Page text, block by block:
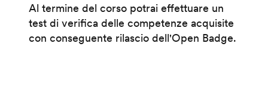
Al termine del corso potrai effettuare un
test di verifica delle competenze acquisite
con conseguente rilascio dell'Open Badge.